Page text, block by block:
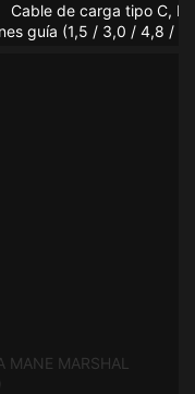
Cable de carga tipo C,
guía (1,5 / 3,0 / 4,8 /